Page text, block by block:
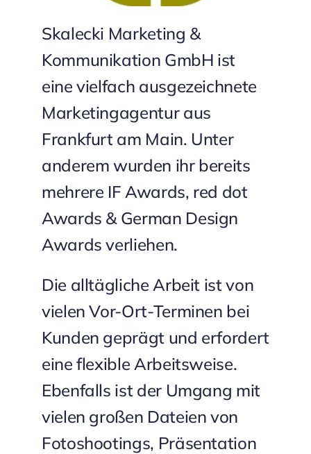
Skalecki Marketing &
Kommunikation GmbH ist
eine vielfach ausgezeichnete
Marketingagentur aus
Frankfurt am Main. Unter
anderem wurden ihr bereits
mehrere IF Awards, red dot
Awards & German Design
Awards verliehen.
Die alltägliche Arbeit ist von
vielen Vor-Ort-Terminen bei
Kunden geprägt und erfordert
eine flexible Arbeitsweise.
Ebenfalls ist der Umgang mit
vielen großen Dateien von
Fotoshootings, Präsentation